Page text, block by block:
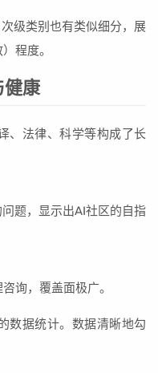
级类别也有类似细分，展
程度。
健康
、法律、科学等构成了长
题，显示出AI社区的自指
询，覆盖面极广。
数据统计。数据清晰地勾